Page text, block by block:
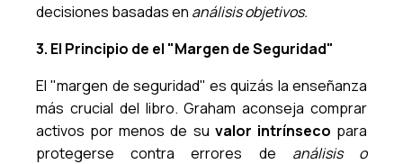
decisiones basadas en análisis objetivos.
3. El Principio de el "Margen de Seguridad"
El "margen de seguridad" es quizás la enseñanza
más crucial del libro. Graham aconseja comprar
activos por menos de su valor intrínseco para
protegerse contra errores de análisis o